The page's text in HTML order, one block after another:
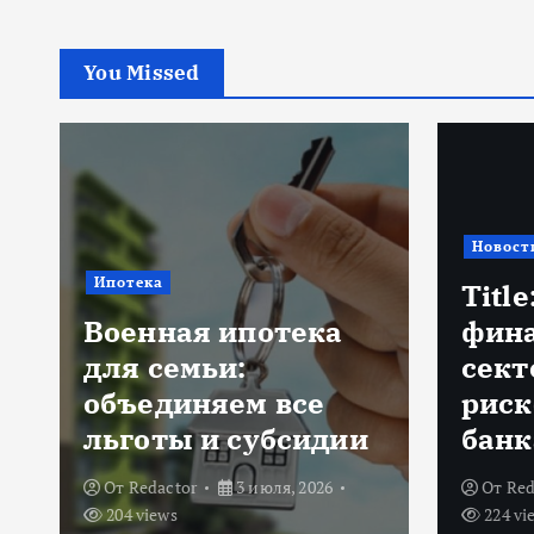
You Missed
Новости
Title: ИИ в
финансовом
секторе: оценка
рисков и выбор
банка
ОтRedactor
18 июня, 2026
224 views
ИИ:
От
25 мая,